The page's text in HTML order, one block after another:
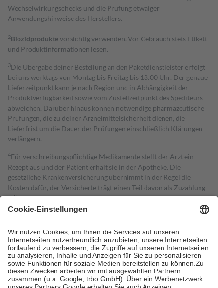
Wechselwirkungschecks und die Prüfung etwaiger
Anwendungshinweise des Herstellers.
2Biozidproduktevorsichtig verwenden. Vor Gebrauch stets Etikett
und Produktinformationen lesen.
3Die Übergabe deiner Bestellung an den Paketdienstleister erfolgt
bei uns werktags von Montag bis Freitag bis 18:00 Uhr. Der genaue
Lieferzeitpunkt kann je nach Region und in Abhängigkeit der
Produktverfügbarkeit sowie vom Zustellzeitpunkt des Spediteurs
abweichen. Darüber hinaus können notwendige pharmazeutische
Prüfungen, die zu deiner Arzneimittelsicherheit dienen, die
Lieferfrist um die Dauer der Prüfungen einschließlich Klärungen
verlängern.
4Für verschreibungspflichtige Medikamente stellt der Arzt ein
Rezept aus und der Patient erhält sie in der Apotheke. Die
gesetzliche Krankenversicherung übernimmt in der Regel die
Kosten dafür, der Versicherte trägt einen Teil davon als Zuzahlung
mit.
Grundsätzlich leisten Mitglieder Zuzahlungen in Höhe von zehn
höchstens zehn Euro.
Es sind jedoch nie mehr als die tatsächlichen
Kosten der Leistung zu entrichten.
Diese Regeln gelten grundsätzlich auch für Online-Apotheken.
Bei Heilmitteln und häuslicher Krankenpflege beträgt die
Zuzahlung zehn Prozent der Kosten sowie zehn Euro je
Verordnung.